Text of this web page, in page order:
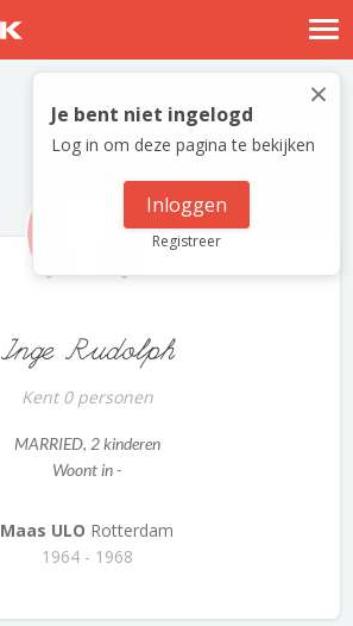
Nostalgische verhalen
Log in
Meld je gratis aan
×
Je bent niet ingelogd
Log in om deze pagina te bekijken
Inloggen
Registreer
Inge Rudolph
Kent 0 personen
MARRIED, 2 kinderen
Woont in -
Maas ULO Rotterdam
1964 - 1968